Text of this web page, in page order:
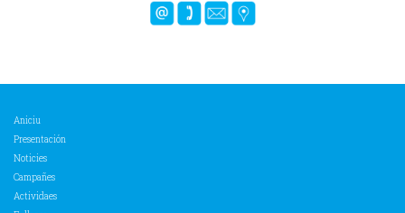
Aniciu
Presentación
Noticies
Campañes
Actividaes